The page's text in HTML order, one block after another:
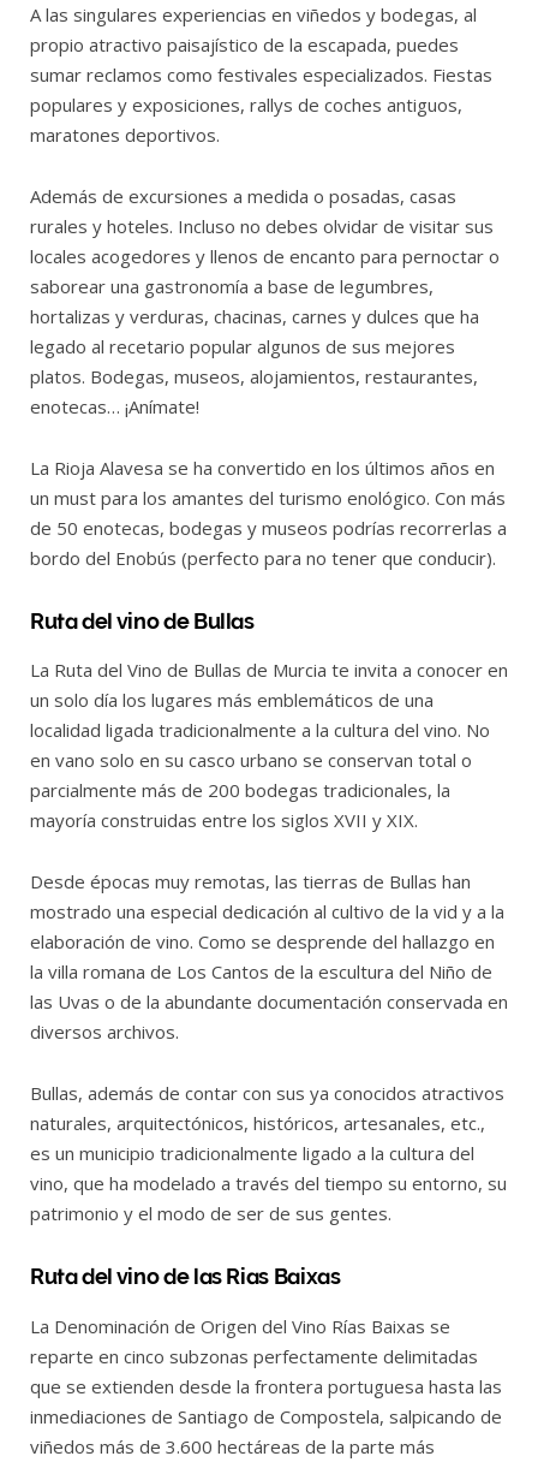
A las singulares experiencias en viñedos y bodegas, al
propio atractivo paisajístico de la escapada, puedes
sumar reclamos como festivales especializados. Fiestas
populares y exposiciones, rallys de coches antiguos,
maratones deportivos.
Además de excursiones a medida o posadas, casas
rurales y hoteles. Incluso no debes olvidar de visitar sus
locales acogedores y llenos de encanto para pernoctar o
saborear una gastronomía a base de legumbres,
hortalizas y verduras, chacinas, carnes y dulces que ha
legado al recetario popular algunos de sus mejores
platos. Bodegas, museos, alojamientos, restaurantes,
enotecas… ¡Anímate!
La Rioja Alavesa se ha convertido en los últimos años en
un must para los amantes del turismo enológico. Con más
de 50 enotecas, bodegas y museos podrías recorrerlas a
bordo del Enobús (perfecto para no tener que conducir).
Ruta del vino de Bullas
La Ruta del Vino de Bullas de Murcia te invita a conocer en
un solo día los lugares más emblemáticos de una
localidad ligada tradicionalmente a la cultura del vino. No
en vano solo en su casco urbano se conservan total o
parcialmente más de 200 bodegas tradicionales, la
mayoría construidas entre los siglos XVII y XIX.
Desde épocas muy remotas, las tierras de Bullas han
mostrado una especial dedicación al cultivo de la vid y a la
elaboración de vino. Como se desprende del hallazgo en
la villa romana de Los Cantos de la escultura del Niño de
las Uvas o de la abundante documentación conservada en
diversos archivos.
Bullas, además de contar con sus ya conocidos atractivos
naturales, arquitectónicos, históricos, artesanales, etc.,
es un municipio tradicionalmente ligado a la cultura del
vino, que ha modelado a través del tiempo su entorno, su
patrimonio y el modo de ser de sus gentes.
Ruta del vino de las Rias Baixas
La Denominación de Origen del Vino Rías Baixas se
reparte en cinco subzonas perfectamente delimitadas
que se extienden desde la frontera portuguesa hasta las
inmediaciones de Santiago de Compostela, salpicando de
viñedos más de 3.600 hectáreas de la parte más